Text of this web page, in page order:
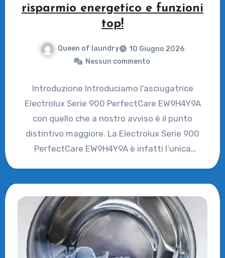
risparmio energetico e funzioni
top!
Queen of laundry
10 Giugno 2026
Nessun commento
Introduzione Introduciamo l’asciugatrice
Electrolux Serie 900 PerfectCare EW9H4Y9A
con quello che a nostro avviso è il punto
distintivo maggiore. La Electrolux Serie 900
PerfectCare EW9H4Y9A è infatti l’unica